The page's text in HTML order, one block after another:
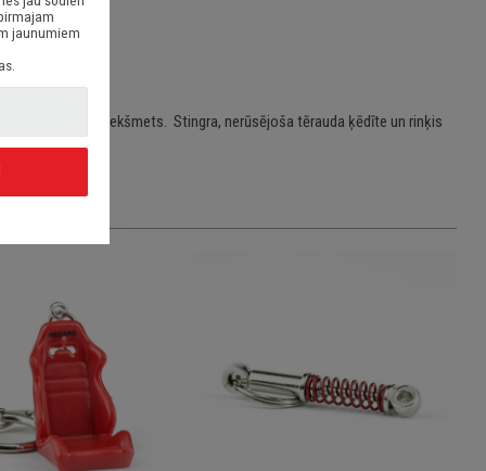
kā dizaina priekšmets. Stingra, nerūsējoša tērauda ķēdīte un rinķis
jaunumiem